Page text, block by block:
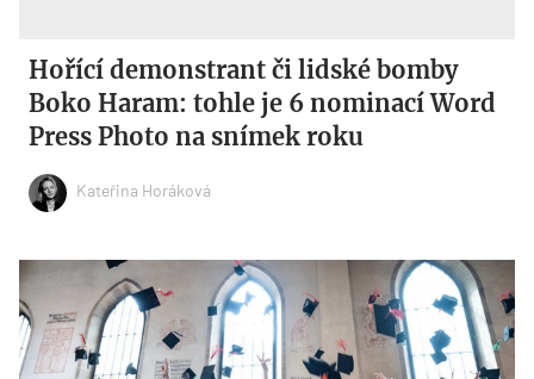
Hořící demonstrant či lidské bomby
Boko Haram: tohle je 6 nominací Word
Press Photo na snímek roku
Kateřina Horáková